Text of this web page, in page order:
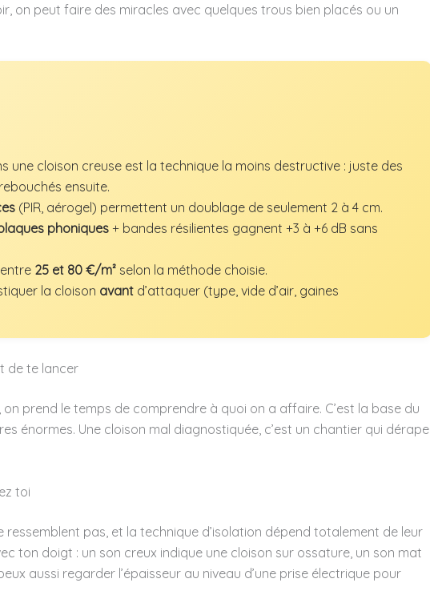
on peut faire des miracles avec quelques trous bien placés ou un
une cloison creuse est la technique la moins destructive : juste des
ensuite.
(PIR, aérogel) permettent un doublage de seulement 2 à 4 cm.
phoniques + bandes résilientes gagnent +3 à +6 dB sans
25 et 80 €/m² selon la méthode choisie.
la cloison avant d’attaquer (type, vide d’air, gaines
de te lancer
prend le temps de comprendre à quoi on a affaire. C’est la base du
énormes. Une cloison mal diagnostiquée, c’est un chantier qui dérape
toi
ressemblent pas, et la technique d’isolation dépend totalement de leur
ton doigt : un son creux indique une cloison sur ossature, un son mat
aussi regarder l’épaisseur au niveau d’une prise électrique pour